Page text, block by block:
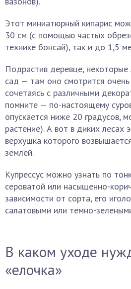
Этот миниатюрный кипарис
30 см (с помощью частых
технике бонсай), так и до 1,5
Подрастив деревце,
сад — там оно смотрится очень
сочетаясь с различными
помните — по-настоящему
опускается ниже 20 градусов,
растение). А вот в диких лесах
верхушка которого
землей.
Купрессус можно узнать по
сероватой или насыщенно-
зависимости от сорта, его
салатовыми или темно-
В каком уходе
«елочка»